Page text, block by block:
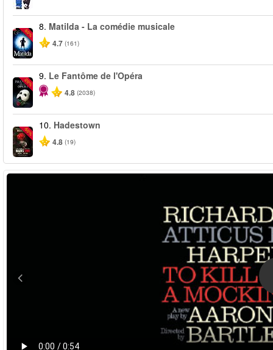
-50%
8. Matilda - La comédie musicale
4.7 (161)
-20%
9. Le Fantôme de l'Opéra
4.8 (2038)
-50%
10. Hadestown
4.8 (19)